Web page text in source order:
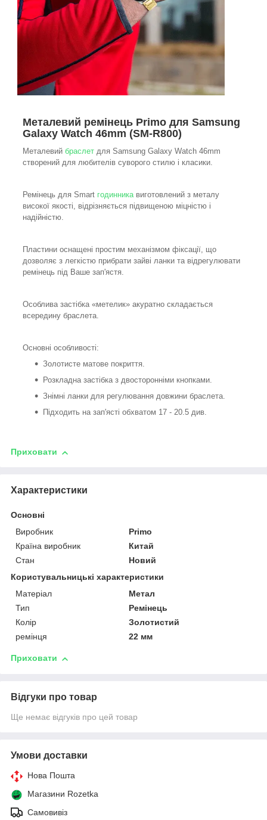
Металевий ремінець Primo для Samsung
Galaxy Watch 46mm (SM-R800)
Металевий браслет для Samsung Galaxy Watch 46mm
створений для любителів суворого стилю і класики.
Ремінець для Smart годинникавиготовлений з металу
високої якості, відрізняється підвищеною міцністю і
надійністю.
Пластини оснащені простим механізмом фіксації, що
дозволяє з легкістю прибрати зайві ланки та відрегулювати
ремінець під Ваше зап'ястя.
Особлива застібка «метелик» акуратно складається
всередину браслета.
Основні особливості:
Золотисте матове покриття.
Розкладна застібка з двосторонніми кнопками.
Знімні ланки для регулювання довжини браслета.
Підходить на зап'ясті обхватом 17 - 20.5 див.
Приховати
Характеристики
Основні
Виробник
Primo
Країна виробник
Китай
Стан
Новий
Користувальницькі характеристики
Матеріал
Метал
Тип
Ремінець
Колір
Золотистий
ремінця
22 мм
Приховати
Відгуки про товар
Ще немає відгуків про цей товар
Умови доставки
Нова Пошта
Магазини Rozetka
Самовивіз